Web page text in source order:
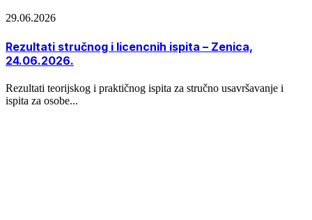
29.06.2026
Rezultati stručnog i licencnih ispita – Zenica,
24.06.2026.
Rezultati teorijskog i praktičnog ispita za stručno usavršavanje i
ispita za osobe...